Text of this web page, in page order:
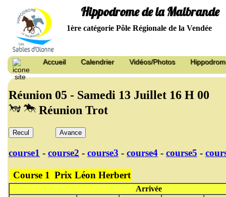
Hippodrome de la Malbrande
1ère catégorie Pôle Régionale de la Vendée
Accueil Calendrier Vidéos/Photos
Réunion 05 - Samedi 13 Juillet 16 H 00
Réunion Trot
Recul Avance
course1 - course2 - course3 - course4 - course5 -
Course 1 Prix Léon Herbert
Arrivée